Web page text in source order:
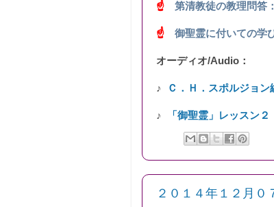
☝ 第清教徒の教理問答
☝ 御聖霊に付いての学
オーディオ/Audio：
♪ Ｃ．Ｈ．スポルジョ
♪ 「御聖霊」レッスン２
２０１４年１２月０